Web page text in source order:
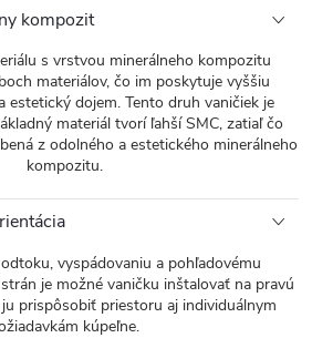
kompozit
s vrstvou minerálneho kompozitu
materiálov, čo im poskytuje vyššiu
dojem. Tento druh vaničiek je
materiál tvorí ľahší SMC, zatiaľ čo
z odolného a estetického minerálneho
kompozitu.
vyspádovaniu a pohľadovému
je možné vaničku inštalovať na pravú
prispôsobiť priestoru aj individuálnym
kúpeľne.